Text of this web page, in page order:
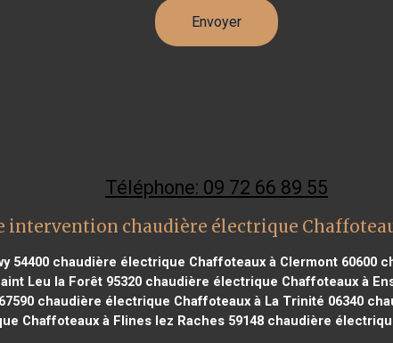
Téléphone: 09 72 66 89 55
intervention chaudière électrique
54400chaudière électrique Chaffoteaux à Clermont 60600
Leu la Forêt 95320chaudière électrique Chaffoteaux à
chaudière électrique Chaffoteaux à La Trinité 06340
Chaffoteaux à Flines lez Raches 59148chaudière